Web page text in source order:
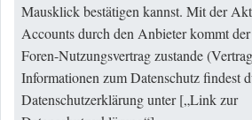
Mausklick bestätigen kannst. Mit der
Accounts durch den Anbieter kommt
Foren-Nutzungsvertrag zustande
Informationen zum Datenschutz findest
Datenschutzerklärung unter [„Link zur